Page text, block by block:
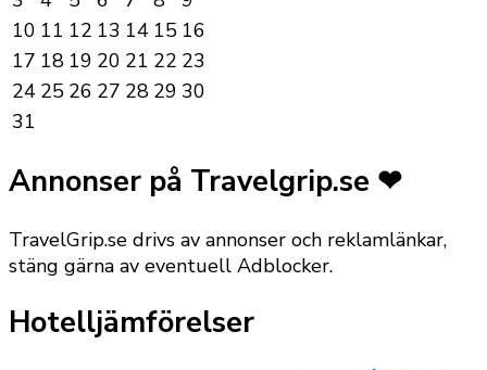
10 11 12 13 14 15 16
17 18 19 20 21 22 23
24 25 26 27 28 29 30
31
Annonser på Travelgrip.se ❤
TravelGrip.se drivs av annonser och reklamlänkar,
stäng gärna av eventuell Adblocker.
Hotelljämförelser